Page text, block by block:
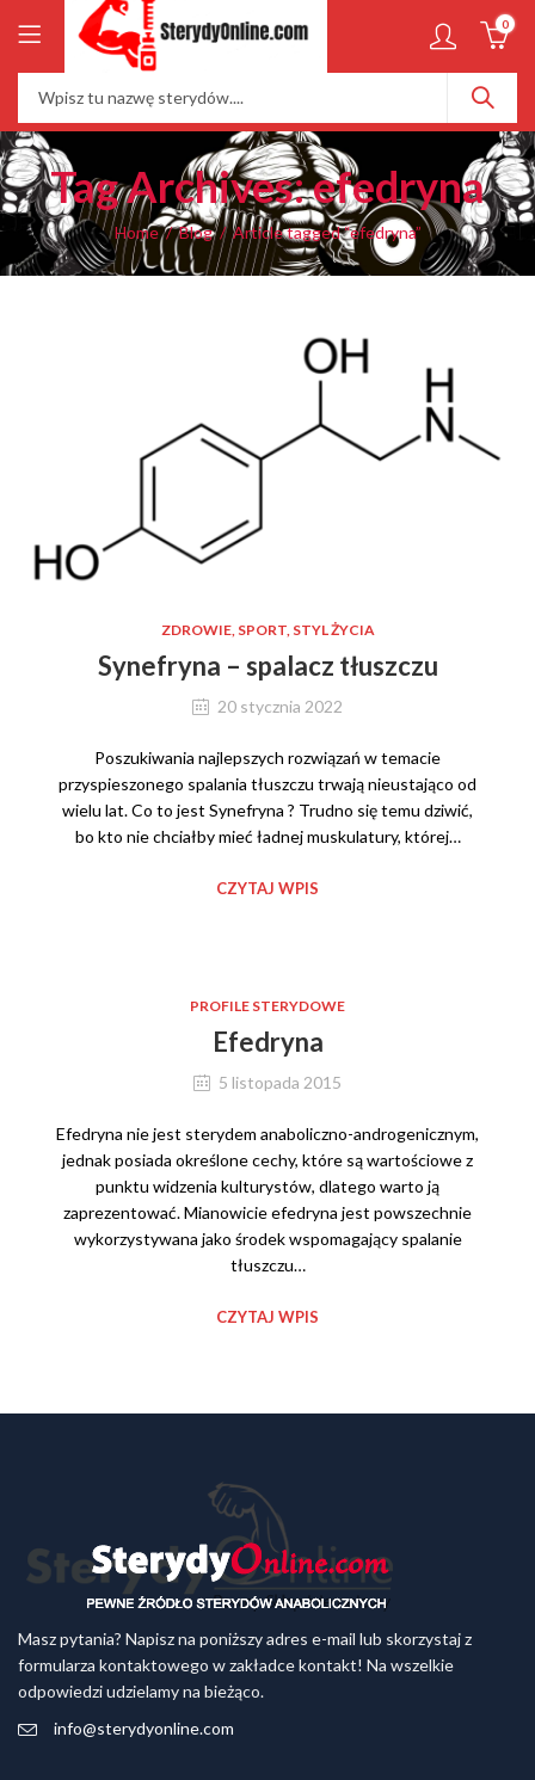
0
Tag Archives: efedryna
Home Blog Article tagged “efedryna”
ZDROWIE, SPORT, STYL ŻYCIA
Synefryna – spalacz tłuszczu
20 stycznia 2022
Poszukiwania najlepszych rozwiązań w temacie
przyspieszonego spalania tłuszczu trwają nieustająco od
wielu lat. Co to jest Synefryna ? Trudno się temu dziwić,
bo kto nie chciałby mieć ładnej muskulatury, której…
CZYTAJ WPIS
PROFILE STERYDOWE
Efedryna
5 listopada 2015
Efedryna nie jest sterydem anaboliczno-androgenicznym,
jednak posiada określone cechy, które są wartościowe z
punktu widzenia kulturystów, dlatego warto ją
zaprezentować. Mianowicie efedryna jest powszechnie
wykorzystywana jako środek wspomagający spalanie
tłuszczu…
CZYTAJ WPIS
Masz pytania? Napisz na poniższy adres e-mail lub skorzystaj z
formularza kontaktowego w zakładce kontakt! Na wszelkie
odpowiedzi udzielamy na bieżąco.
info@sterydyonline.com